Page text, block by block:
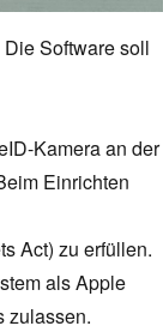
Software soll
Kamera an der
Einrichten
Act) zu erfüllen.
als Apple
zulassen.